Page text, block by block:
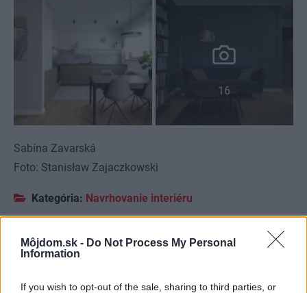
Môjdom.sk - Do Not Process My Personal
Information
If you wish to opt-out of the sale, sharing to third parties, or
16
Sabína Zavarská
Foto: Stanisław Zajaczkowski
Kategória: Navrhovanie interiéru
Tagy: